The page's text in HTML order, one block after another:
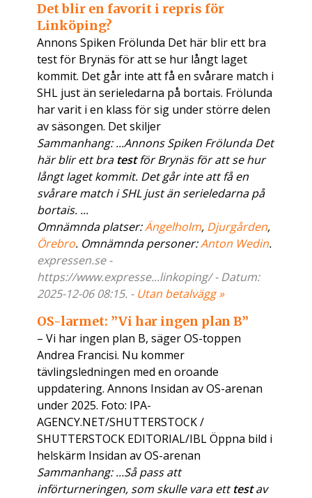
Det blir en favorit i repris för
Linköping?
Annons Spiken Frölunda Det här blir ett bra
test för Brynäs för att se hur långt laget
kommit. Det går inte att få en svårare match i
SHL just än serieledarna på bortais. Frölunda
har varit i en klass för sig under större delen
av säsongen. Det skiljer
Sammanhang: ...Annons Spiken Frölunda Det
här blir ett bra testför Brynäs för att se hur
långt laget kommit. Det går inte att få en
svårare match i SHL just än serieledarna på
bortais. ...
Omnämnda platser:Ängelholm, Djurgården,
Örebro. Omnämnda personer:Anton Wedin.
expressen.se -
https://www.expresse...linkoping/ - Datum:
2025-12-06 08:15. - Utan betalvägg »
OS-larmet: ”Vi har ingen plan B”
– Vi har ingen plan B, säger OS-toppen
Andrea Francisi. Nu kommer
tävlingsledningen med en oroande
uppdatering. Annons Insidan av OS-arenan
under 2025. Foto: IPA-
AGENCY.NET/SHUTTERSTOCK /
SHUTTERSTOCK EDITORIAL/IBL Öppna bild i
helskärm Insidan av OS-arenan
Sammanhang: ...Så pass att
införturneringen, som skulle vara etttestav